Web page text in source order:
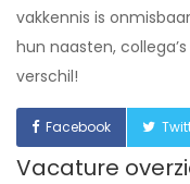
vakkennis is
hun naasten,
verschil!
Facebook
Vacature